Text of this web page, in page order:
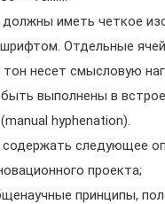
должны иметь четкое
Отдельные
несет смысловую
выполнены в
hyphenation).
следующее
проекта;
принципы,